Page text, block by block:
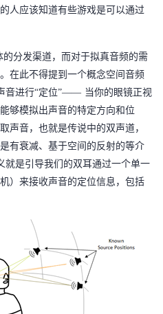
人应该知道有些游戏是可以通过
分发渠道，而对于拟真音频的需
在此不得提到一个概念空间音频
音进行“定位”—— 当你的眼镜正视
够模拟出声音的特定方向和位
声音，也就是传说中的双声道，
有衰减、基于空间的反射的等介
就是引导我们的双耳通过一个单一
）来接收声音的定位信息，包括